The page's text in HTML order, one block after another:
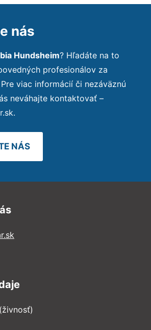
nás
Hundsheim? Hľadáte na to
profesionálov za
viac informácií či nezáväznú
neváhajte kontaktovať –
NÁS